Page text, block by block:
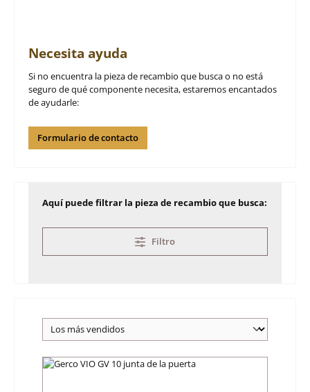
Necesita ayuda
Si no encuentra la pieza de recambio que busca o no está
seguro de qué componente necesita, estaremos encantados
de ayudarle:
Formulario de contacto
Aquí puede filtrar la pieza de recambio que busca:
Filtro